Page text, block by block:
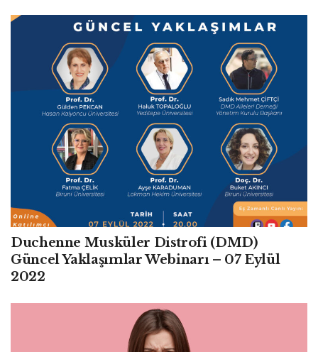
Duchenne Musküler Distrofi (DMD)
Güncel Yaklaşımlar Webinarı – 07 Eylül
2022